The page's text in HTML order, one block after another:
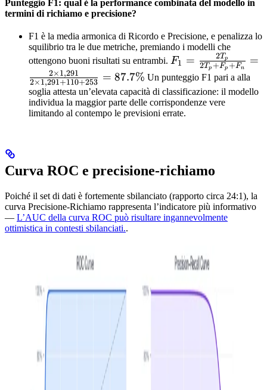
Punteggio F1: qual è la performance combinata del modello in
termini di richiamo e precisione?
F1 è la media armonica di Ricordo e Precisione, e penalizza lo
squilibrio tra le due metriche, premiando i modelli che
ottengono buoni risultati su entrambi. F_1 =
\frac{2T_p}
{2T_p +
F_p + F_n}
= \frac{2
1{,}291 +
= 87.7\%
F1 = 2T p +Fp +Fn
2Tp =
2×1,291+110+253
2×1,291 = 87.7% Un punteggio F1 pari aalla
soglia attesta un’elevata capacità di classificazione: il modello
individua la maggior parte delle corrispondenze vere
limitando al contempo le previsioni errate.
Curva ROC e precisione-richiamo
Poiché il set di dati è fortemente sbilanciato (rapporto circa 24:1), la
curva Precisione-Richiamo rappresenta l’indicatore più informativo
— L’AUC della curva ROC può risultare ingannevolmente
ottimistica in contesti sbilanciati..